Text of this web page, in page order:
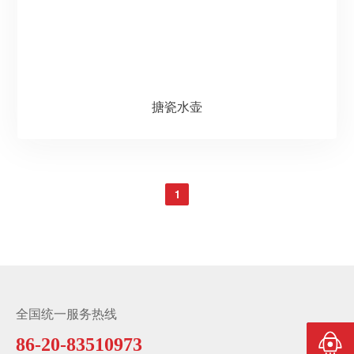
搪瓷水壶
1
全国统一服务热线
86-20-83510973 返回顶